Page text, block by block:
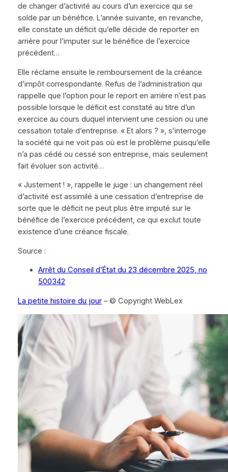
de changer d’activité au cours d’un exercice qui se
solde par un bénéfice. L’année suivante, en revanche,
elle constate un déficit qu’elle décide de reporter en
arrière pour l’imputer sur le bénéfice de l’exercice
précédent…
Elle réclame ensuite le remboursement de la créance
d’impôt correspondante. Refus de l’administration qui
rappelle que l’option pour le report en arrière n’est pas
possible lorsque le déficit est constaté au titre d’un
exercice au cours duquel intervient une cession ou une
cessation totale d’entreprise. « Et alors ? », s’interroge
la société qui ne voit pas où est le problème puisqu’elle
n’a pas cédé ou cessé son entreprise, mais seulement
fait évoluer son activité…
« Justement ! », rappelle le juge : un changement réel
d’activité est assimilé à une cessation d’entreprise de
sorte que le déficit ne peut plus être imputé sur le
bénéfice de l’exercice précédent, ce qui exclut toute
existence d’une créance fiscale.
Source :
Arrêt du Conseil d’État du 23 décembre 2025, no
500342
La petite histoire du jour– © Copyright WebLex